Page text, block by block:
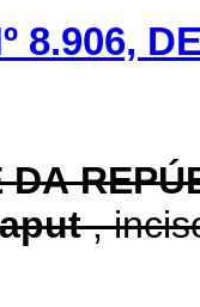
8.906,
DA
,